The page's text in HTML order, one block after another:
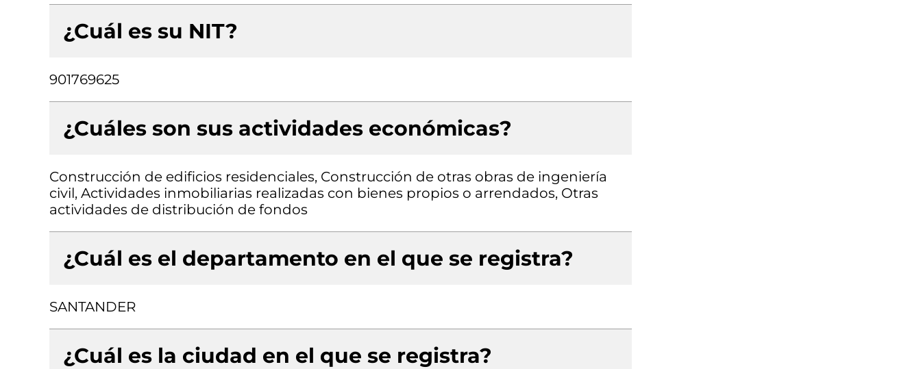
¿Cuál es su NIT?
901769625
¿Cuáles son sus actividades económicas?
Construcción de edificios residenciales, Construcción de otras obras de ingeniería
civil, Actividades inmobiliarias realizadas con bienes propios o arrendados, Otras
actividades de distribución de fondos
¿Cuál es el departamento en el que se registra?
SANTANDER
¿Cuál es la ciudad en el que se registra?